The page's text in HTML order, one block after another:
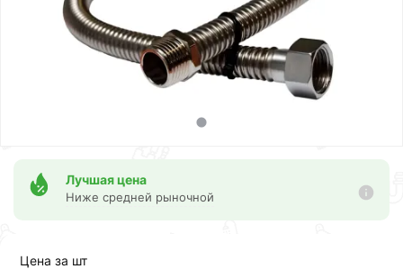
Лучшая цена
Ниже средней рыночной
Цена за шт